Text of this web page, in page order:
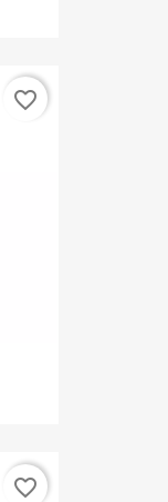
favorite_border
favorite_border